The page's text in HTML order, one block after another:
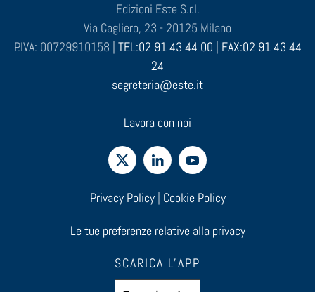
Edizioni Este S.r.l.
Via Cagliero, 23 - 20125 Milano
P.IVA: 00729910158 | TEL:02 91 43 44 00 | FAX:02 91 43 44
24
segreteria@este.it
Lavora con noi
Privacy Policy| Cookie Policy
Le tue preferenze relative alla privacy
SCARICA L'APP